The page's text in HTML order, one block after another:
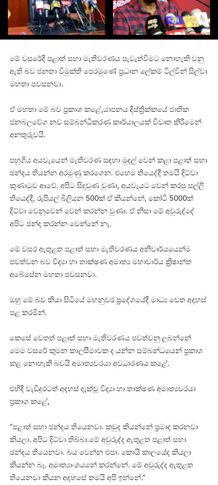
මේ වසරේදී පළාත් සභා මැතිවරණය පැවැත්වීමට නොහැකි වනු
ඇති බව ජනතා විමුක්ති පෙරමුණේ ප්‍රධාන ලේකම් ටිල්වින් සිල්වා
මහතා පවසනවා.
ඒ මහතා මේ බව ප්‍රකාශ කළේ,යාපනය දිස්ත්‍රික්කයේ ජාතික
ජනබලවේග නව සම්බන්ධීකරණ කාර්යාලයක් විවෘත කිරීමෙන්
අනතුරුවයි.
පහුගිය අයවැයෙන් මැතිවරණ සඳහා මුදල් වෙන් කළා පළාත් සභා
ඡන්දය තියන්න අරමුණු කරගෙන. එහෙම තියෙද්දී තමයි දිට්වා
කුණාටුව ආවේ. අපිට සිදුවුණ වුණා, අයවැයට වෙන් කරපු සල්ලි
තියෙද්දී, රුපියල් බිලියන 500ක් ඒ කියන්නේ, කෝටි 5000ක්
දිට්වා වෙනුවෙන් වෙන් කරන්න වුණා. ඒ නිසා මේ අවුරුද්දේ
අපිට ඡන්ද කරන්න වෙන්නේ නෑ.
මේ වසර ඇතුළත පළාත් සභා මැතිවරණය අනිවාර්යයෙන්ම
පවත්වන බව විද්‍යා හා තාක්ෂණ අමාත්‍ය මහාචාර්ය ක්‍රිෂාන්ත
අබේසේන මහතා පවසනවා.
ඔහු මේ බව කියා සිටියේ මහනුවර ප්‍රදේශයේදී මාධ්‍ය වෙත අදහස්
පළ කරමින්.
කෙසේ වෙතත් පළාත් සභා මැතිවරණය පවත්වනු ලබන්නේ
මෙම වසරේ කුමන කාලසීමාවක ද යන්න සම්බන්ධයෙන් ප්‍රකාශ
කළ නොහැකි බවයි අමාත්‍යවරයා අවධාරණය කළේ.
එහිදී වැඩිදුරටත් අදහස් දැක්වූ විද්‍යා හා තාක්ෂණ අමාත්‍යවරයා
ප්‍රකාශ කළේ,
“පළාත් සභා ඡන්දය තියෙනවා. කවුද කියන්නේ ප්‍රමාද කරනවා
කියලා. අපිට දිට්වා තිබ්බා.මේ අවුරුද්ද ඇතුළත පළාත් සභා
ඡන්දය තියෙනවා. බය වෙන්න එපා. කොයි කාලයේද කියලා
කියන්න බෑ. අමාත්‍යාංශයනේ කරන්නේ. මේ අවුරුද්ද ඇතුළත
තියෙනවා කියන අදහසේ තමයි අපි ඉන්නේ.”